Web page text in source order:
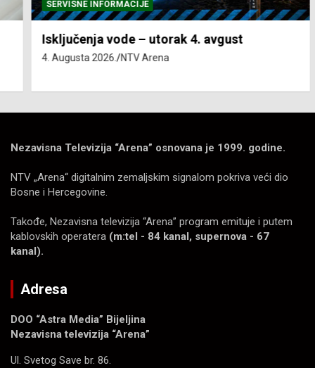
SERVISNE INFORMACIJE
Isključenja vode – utorak 4. avgust
4. Augusta 2026. NTV Arena
Nezavisna Televizija “Arena” osnovana je 1999. godine.
NTV „Arena“ digitalnim zemaljskim signalom pokriva veći dio
Bosne i Hercegovine.
Takođe, Nezavisna televizija “Arena” program emituje i putem
kablovskih operatera (m:tel - 84 kanal, supernova - 67
kanal).
Adresa
DOO “Astra Media” Bijeljina
Nezavisna televizija “Arena”
Ul. Svetog Save br. 86.